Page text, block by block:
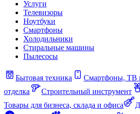
Услуги
Телевизоры
Ноутбуки
Смартфоны
Холодильники
Стиральные машины
Пылесосы
Бытовая техника Смартфоны, ТВ
отделка
Строительный инструмент
Товары для бизнеса, склада и офиса